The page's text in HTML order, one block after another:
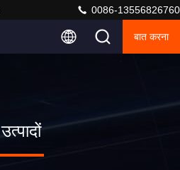
0086-13556826760
बात करना
उत्पादों